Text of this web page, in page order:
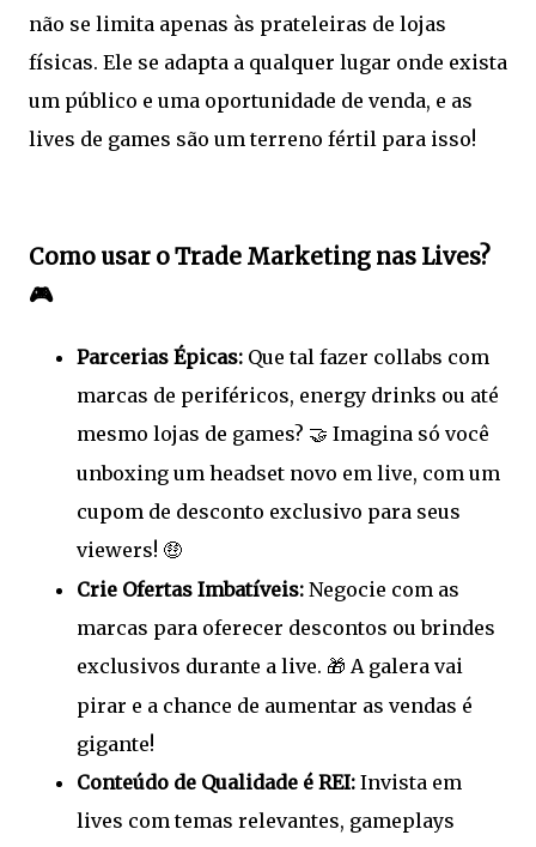
não se limita apenas às prateleiras de lojas
físicas. Ele se adapta a qualquer lugar onde exista
um público e uma oportunidade de venda, e as
lives de games são um terreno fértil para isso!
Como usar o Trade Marketing nas Lives?
🎮
Parcerias Épicas: Que tal fazer collabs com
marcas de periféricos, energy drinks ou até
mesmo lojas de games? 🤝 Imagina só você
unboxing um headset novo em live, com um
cupom de desconto exclusivo para seus
viewers! 🤑
Crie Ofertas Imbatíveis: Negocie com as
marcas para oferecer descontos ou brindes
exclusivos durante a live. 🎁 A galera vai
pirar e a chance de aumentar as vendas é
gigante!
Conteúdo de Qualidade é REI: Invista em
lives com temas relevantes, gameplays